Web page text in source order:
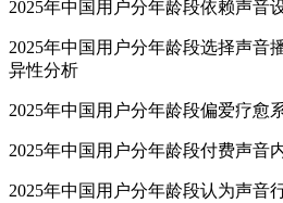
2025年中国用户分年龄段依赖声音
2025年中国用户分年龄段选择声音
异性分析
2025年中国用户分年龄段偏爱疗愈
2025年中国用户分年龄段付费声音
2025年中国用户分年龄段认为声音